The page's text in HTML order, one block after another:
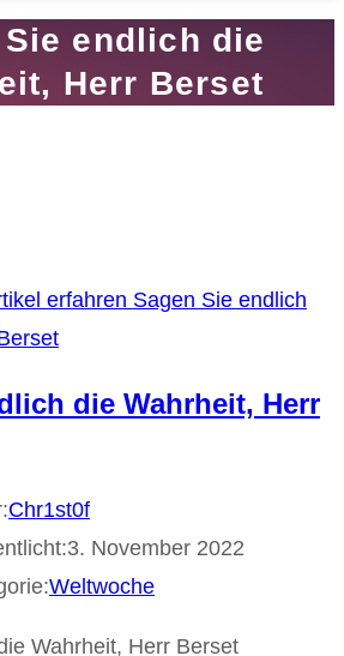
Sie endlich die
Herr Berset
die Wahrheit, Herr
Chr1st0f
3. November 2022
Weltwoche
Wahrheit, Herr Berset